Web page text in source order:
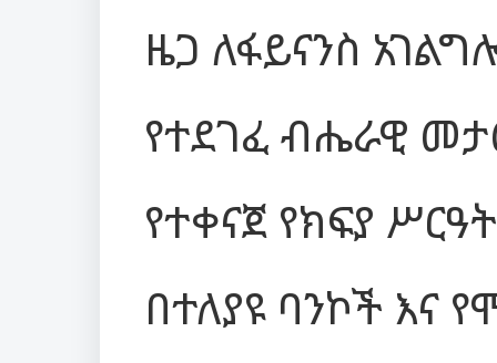
ዜጋ ለፋይናንስ
የተደገፈ ብሔራዊ
የተቀናጀ የክፍያ
በተለያዩ ባንኮች እና